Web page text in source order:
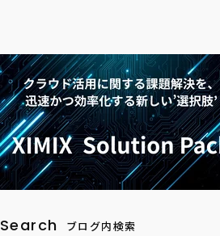
Search ブログ内検索